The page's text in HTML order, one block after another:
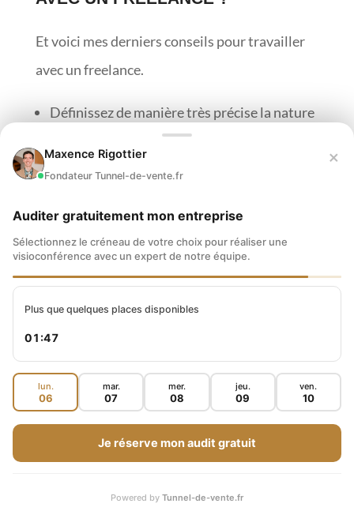
Et voici mes derniers conseils pour travailler
avec un freelance.
Définissez de manière très précise la nature
de chaque prestation demandée.
Donnez-lui une deadline officielle précise,
officieuse qui vous garantisse une
confortable marge de manœuvre !
Ce sera beaucoup plus confortable pour vous,
si par hasard votre collaborateur indépendant
prend du retard.
N’hésitez pas à organiser régulièrement,
une fois par mois par exemple, une petite
Maxence Rigottier
Fondateur Tunnel-de-vente.fr
×
Auditer gratuitement mon entreprise
Sélectionnez le créneau de votre choix pour réaliser une
visioconférence avec un expert de notre équipe.
Plus que quelques places disponibles
01:46
lun.
06
mar.
07
mer.
08
jeu.
09
ven.
10
Je réserve mon audit gratuit
Powered by Tunnel-de-vente.fr